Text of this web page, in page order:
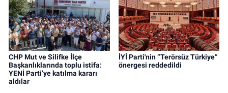
CHP Mut ve Silifke İlçe
Başkanlıklarında toplu istifa:
YENİ Parti’ye katılma kararı
aldılar
İYİ Parti'nin “Terörsüz Türkiye”
önergesi reddedildi